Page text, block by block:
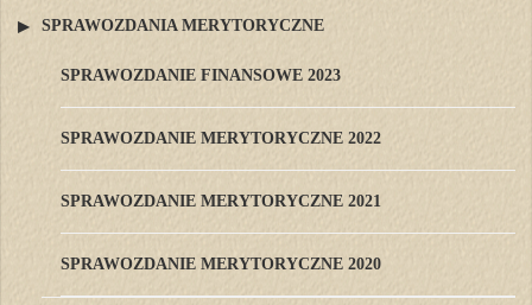
SPRAWOZDANIA MERYTORYCZNE
SPRAWOZDANIE FINANSOWE 2023
SPRAWOZDANIE MERYTORYCZNE 2022
SPRAWOZDANIE MERYTORYCZNE 2021
SPRAWOZDANIE MERYTORYCZNE 2020